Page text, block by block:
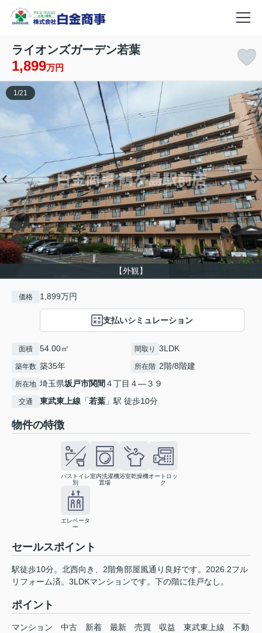
ライオンズガーデン若葉
1,899万円
【外観】
1 /21
価格 1,899万円
支払いシミュレーション
面積 54.00㎡ 間取り 3LDK
築年数 築35年 所在階 2階/8階建
所在地 埼玉県坂戸市関間 ４丁目４―３９
交通 東武東上線 「若葉 」駅 徒歩10分
物件の特徴
バストイレ
別
室内洗濯機
置場
浴室乾燥機オートロッ
ク
エレベータ
ー
セールスポイント
駅徒歩10分。北西向き、2階角部屋風通り良好です。2026.2フル
リフォーム済。3LDKマンションです。下の階に住戸なし。
ポイント
マンション 中古 新着 最新 売買 収益 東武東上線
不動